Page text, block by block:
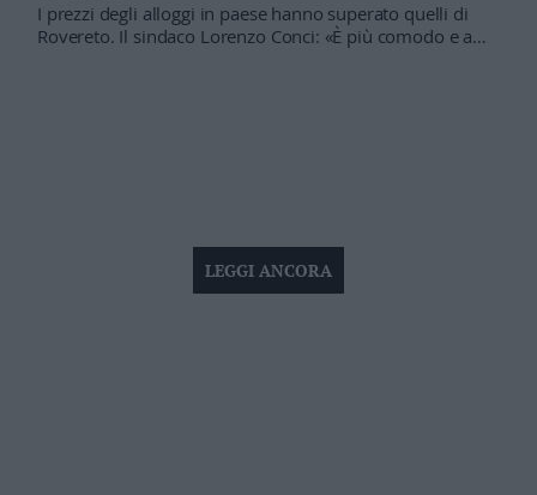
I prezzi degli alloggi in paese hanno superato quelli di
Rovereto. Il sindaco Lorenzo Conci: «È più comodo e a
LEGGI ANCORA